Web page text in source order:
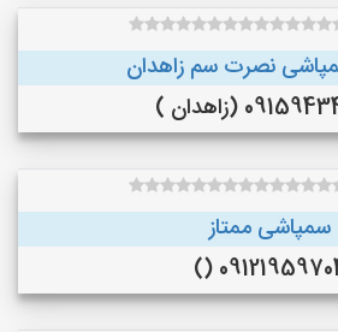
نصرت سم زاهدان
(زاهدان )
سمپاشی ممتاز
09121959704